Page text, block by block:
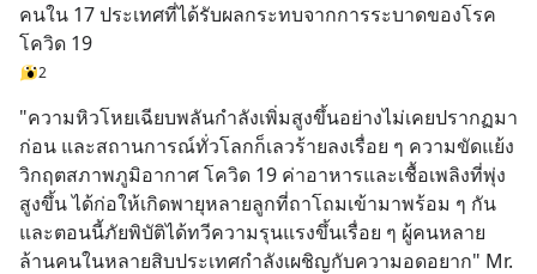
คนใน 17 ประเทศที่ได้รับผลกระทบจากการระบาดของโรค
โควิด 19
2
"ความหิวโหยเฉียบพลันกำลังเพิ่มสูงขึ้นอย่างไม่เคยปรากฏมา
ก่อน และสถานการณ์ทั่วโลกก็เลวร้ายลงเรื่อย ๆ ความขัดแย้ง
วิกฤตสภาพภูมิอากาศ โควิด 19 ค่าอาหารและเชื้อเพลิงที่พุ่ง
สูงขึ้น ได้ก่อให้เกิดพายุหลายลูกที่ถาโถมเข้ามาพร้อม ๆ กัน
และตอนนี้ภัยพิบัติได้ทวีความรุนแรงขึ้นเรื่อย ๆ ผู้คนหลาย
ล้านคนในหลายสิบประเทศกำลังเผชิญกับความอดอยาก" Mr.